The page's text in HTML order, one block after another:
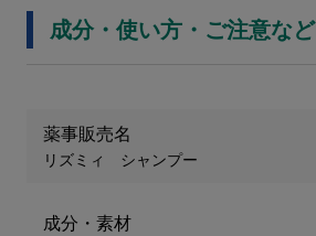
成分・使い方・ご注意など
薬事販売名
リズミィ シャンプー
成分・素材